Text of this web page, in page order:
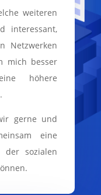
weiteren
interessant,
Netzwerken
mich besser
höhere
gerne und
eine
der sozialen